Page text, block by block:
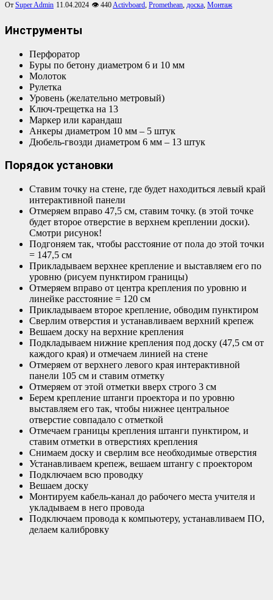
От Super Admin 11.04.2024 👁 440Activboard, Promethean, доска, Монтаж
Инструменты
Перфоратор
Буры по бетону диаметром 6 и 10 мм
Молоток
Рулетка
Уровень (желательно метровый)
Ключ-трещетка на 13
Маркер или карандаш
Анкеры диаметром 10 мм – 5 штук
Дюбель-гвозди диаметром 6 мм – 13 штук
Порядок установки
Ставим точку на стене, где будет находиться левый край
интерактивной панели
Отмеряем вправо 47,5 см, ставим точку. (в этой точке
будет второе отверстие в верхнем креплении доски).
Смотри рисунок!
Подгоняем так, чтобы расстояние от пола до этой точки
= 147,5 см
Прикладываем верхнее крепление и выставляем его по
уровню (рисуем пунктиром границы)
Отмеряем вправо от центра крепления по уровню и
линейке расстояние = 120 см
Прикладываем второе крепление, обводим пунктиром
Сверлим отверстия и устанавливаем верхний крепеж
Вешаем доску на верхние крепления
Подкладываем нижние крепления под доску (47,5 см от
каждого края) и отмечаем линией на стене
Отмеряем от верхнего левого края интерактивной
панели 105 см и ставим отметку
Отмеряем от этой отметки вверх строго 3 см
Берем крепление штанги проектора и по уровню
выставляем его так, чтобы нижнее центральное
отверстие совпадало с отметкой
Отмечаем границы крепления штанги пунктиром, и
ставим отметки в отверстиях крепления
Снимаем доску и сверлим все необходимые отверстия
Устанавливаем крепеж, вешаем штангу с проектором
Подключаем всю проводку
Вешаем доску
Монтируем кабель-канал до рабочего места учителя и
укладываем в него провода
Подключаем провода к компьютеру, устанавливаем ПО,
делаем калибровку